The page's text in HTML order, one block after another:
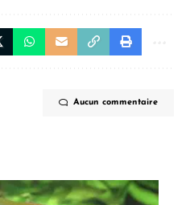
Aucun commentaire